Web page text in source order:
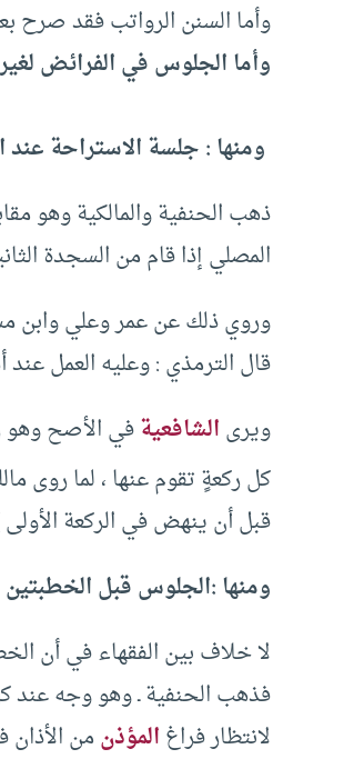
‏وأما السنن الرواتب فقد صرح
وأما الجلوس في الفرائض
ومنها : جلسة الاستراحة عند
ذهب الحنفية والمالكية وهو
المصلي إذا قام من السجدة
‏وروي ذلك عن عمر وعلي وابن
قال الترمذي ‏:‏ وعليه العمل عند
‏ويرىالشافعيةفي الأصح وهو
كل ركعةٍ تقوم عنها ‏،‏ لما روى
قبل أن ينهض في الركعة
ومنها :‏الجلوس قبل الخطبتين
‏لا خلاف بين الفقهاء في أن
فذهب الحنفية ‏ـ وهو وجه عند
لانتظار فراغالمؤذنمن